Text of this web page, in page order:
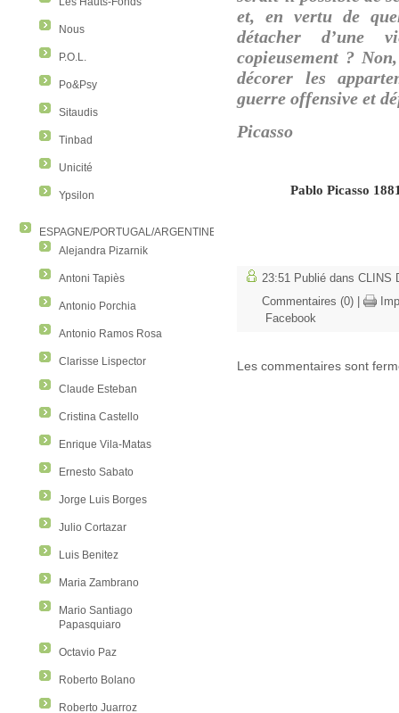
Nous
P.O.L.
Po&Psy
Sitaudis
Tinbad
Unicité
Ypsilon
ESPAGNE/PORTUGAL/ARGENTINE/COLOMBIE
Alejandra Pizarnik
Antoni Tapiès
Antonio Porchia
Antonio Ramos Rosa
Clarisse Lispector
Claude Esteban
Cristina Castello
Enrique Vila-Matas
Ernesto Sabato
Jorge Luis Borges
Julio Cortazar
Luis Benitez
Maria Zambrano
Mario Santiago
Papasquiaro
Octavio Paz
Roberto Bolano
Roberto Juarroz
et, en vertu de
détacher d’une
copieusement ?
décorer les
guerre offensive et
Picasso
Pablo Picasso
23:51 Publié dans CLINS
Commentaires (0)
Facebook
Les commentaires sont